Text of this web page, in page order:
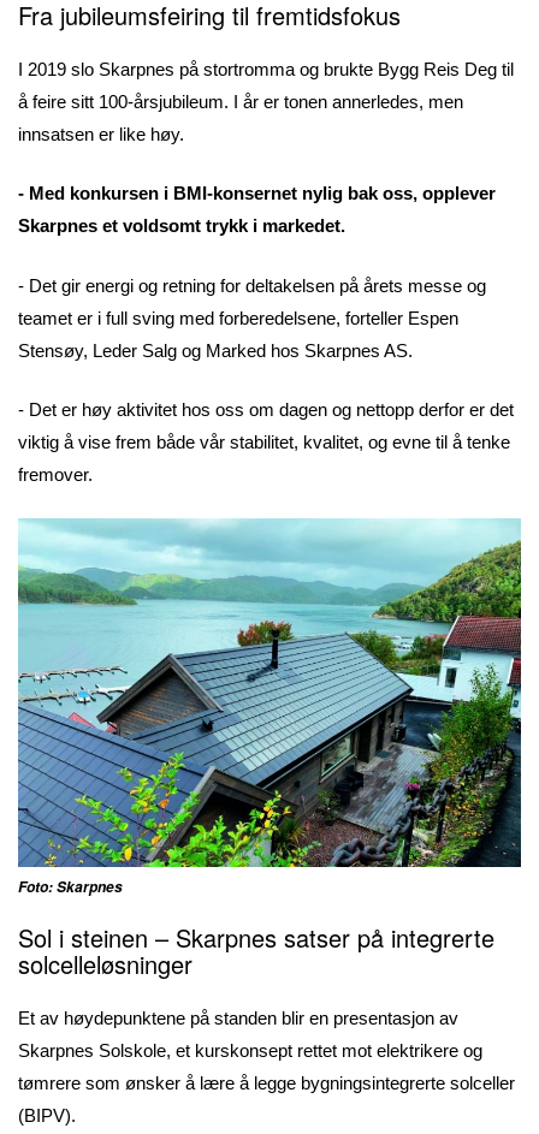
Fra jubileumsfeiring til fremtidsfokus
I 2019 slo Skarpnes på stortromma og brukte Bygg Reis Deg til
å feire sitt 100-årsjubileum. I år er tonen annerledes, men
innsatsen er like høy.
- Med konkursen i BMI-konsernet nylig bak oss, opplever
Skarpnes et voldsomt trykk i markedet.
- Det gir energi og retning for deltakelsen på årets messe og
teamet er i full sving med forberedelsene, forteller Espen
Stensøy, Leder Salg og Marked hos Skarpnes AS.
- Det er høy aktivitet hos oss om dagen og nettopp derfor er det
viktig å vise frem både vår stabilitet, kvalitet, og evne til å tenke
fremover.
Foto: Skarpnes
Sol i steinen – Skarpnes satser på integrerte
solcelleløsninger
Et av høydepunktene på standen blir en presentasjon av
Skarpnes Solskole, et kurskonsept rettet mot elektrikere og
tømrere som ønsker å lære å legge bygningsintegrerte solceller
(BIPV).